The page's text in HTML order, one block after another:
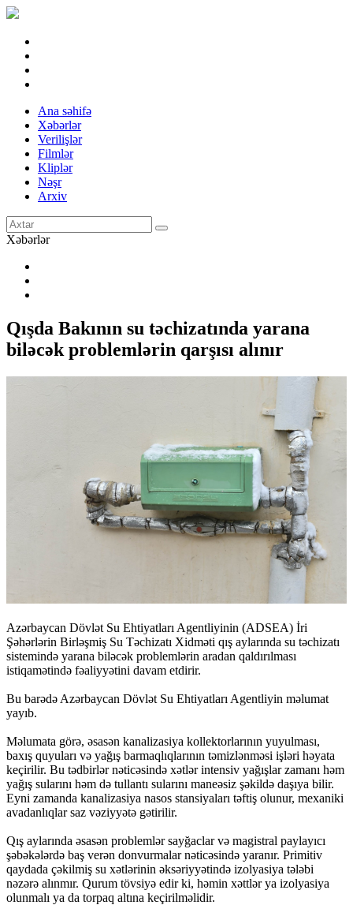
Ana səhifə
Xəbərlər
Verilişlər
Filmlər
Kliplər
Nəşr
Arxiv
Xəbərlər
Qışda Bakının su təchizatında yarana
biləcək problemlərin qarşısı alınır
Azərbaycan Dövlət Su Ehtiyatları Agentliyinin (ADSEA) İri
Şəhərlərin Birləşmiş Su Təchizatı Xidməti qış aylarında su təchizatı
sistemində yarana biləcək problemlərin aradan qaldırılması
istiqamətində fəaliyyətini davam etdirir.
Bu barədə Azərbaycan Dövlət Su Ehtiyatları Agentliyin məlumat
yayıb.
Məlumata görə, əsasən kanalizasiya kollektorlarının yuyulması,
baxış quyuları və yağış barmaqlıqlarının təmizlənməsi işləri həyata
keçirilir. Bu tədbirlər nəticəsində xətlər intensiv yağışlar zamanı həm
yağış sularını həm də tullantı sularını maneəsiz şəkildə daşıya bilir.
Eyni zamanda kanalizasiya nasos stansiyaları təftiş olunur, mexaniki
avadanlıqlar saz vəziyyətə gətirilir.
Qış aylarında əsasən problemlər sayğaclar və magistral paylayıcı
şəbəkələrdə baş verən donvurmalar nəticəsində yaranır. Primitiv
qaydada çəkilmiş su xətlərinin əksəriyyətində izolyasiya tələbi
nəzərə alınmır. Qurum tövsiyə edir ki, həmin xəttlər ya izolyasiya
olunmalı ya da torpaq altına keçirilməlidir.